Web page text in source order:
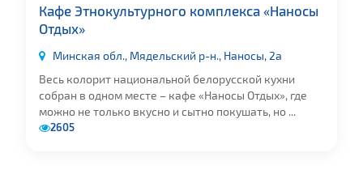
Кафе Этнокультурного комплекса «Наносы
Отдых»
Минская обл., Мядельский р-н., Наносы, 2а
Весь колорит национальной белорусской кухни
собран в одном месте – кафе «Наносы Отдых», где
можно не только вкусно и сытно покушать, но ...
2605